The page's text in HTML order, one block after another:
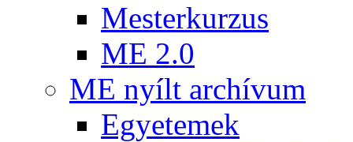
Mesterkurzus
ME 2.0
ME nyílt archívum
Egyetemek